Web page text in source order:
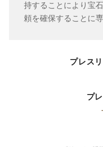
持することにより宝
頼を確保することに
プレス
プ